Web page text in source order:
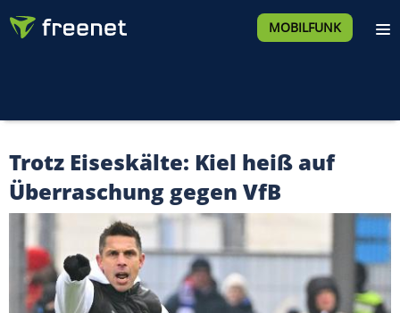
MOBILFUNK
Trotz Eiseskälte: Kiel heiß auf
Überraschung gegen VfB